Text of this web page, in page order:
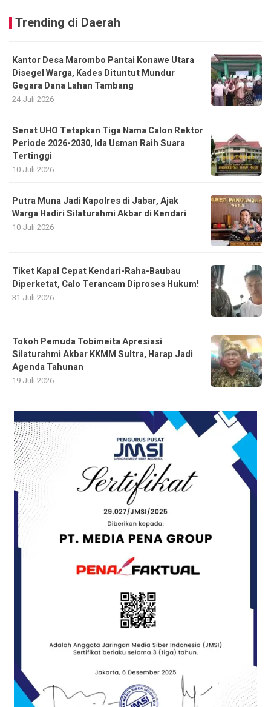
Trending di Daerah
Kantor Desa Marombo Pantai Konawe Utara
Disegel Warga, Kades Dituntut Mundur
Gegara Dana Lahan Tambang
24 Juli 2026
Senat UHO Tetapkan Tiga Nama Calon Rektor
Periode 2026-2030, Ida Usman Raih Suara
Tertinggi
10 Juli 2026
Putra Muna Jadi Kapolres di Jabar, Ajak
Warga Hadiri Silaturahmi Akbar di Kendari
10 Juli 2026
Tiket Kapal Cepat Kendari-Raha-Baubau
Diperketat, Calo Terancam Diproses Hukum!
31 Juli 2026
Tokoh Pemuda Tobimeita Apresiasi
Silaturahmi Akbar KKMM Sultra, Harap Jadi
Agenda Tahunan
19 Juli 2026